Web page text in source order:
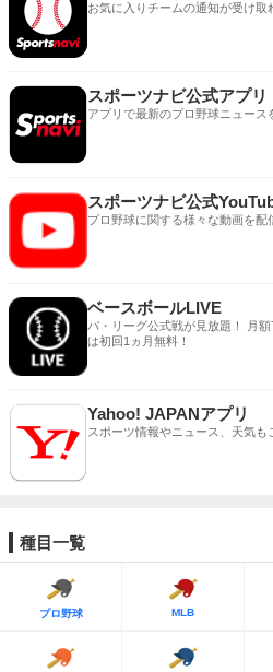
お気に入りチームの通知が受け取
スポーツナビ公式アプリ
アプリで最新のプロ野球ニュース
スポーツナビ公式
プロ野球に関する様々な動画を配
ベースボールLIVE
パ・リーグ公式戦が見放題！ 月
は初回1ヵ月無料！
Yahoo! JAPANアプリ
スポーツ情報やニュース、天気も
種目一覧
プロ野球 MLB